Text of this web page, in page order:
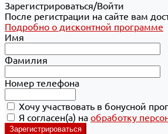
Зарегистрироваться/Войти
После регистрации на сайте вам
Подробно о дисконтной программе
Имя
Фамилия
Номер телефона
Хочу участвовать в бонусной
Я согласен(а) на обработку